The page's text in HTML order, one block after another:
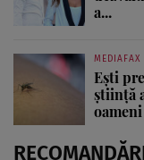
a...
MEDIAFAX
Ești
știință
oameni